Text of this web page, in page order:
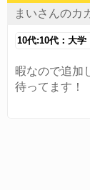
まいさんのカ
10代:10代：大学
暇なので追加
待ってます！